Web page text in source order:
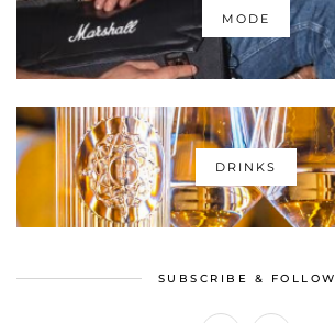
MODE
DRINKS
SUBSCRIBE & FOLLOW